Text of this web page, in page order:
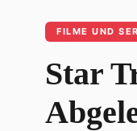
FILME UND
Star